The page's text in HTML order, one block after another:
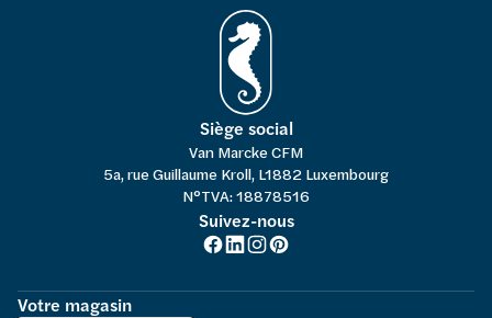
Siège social
Van Marcke CFM
5a, rue Guillaume Kroll, L1882 Luxembourg
N°TVA: 18878516
Suivez-nous
Votre magasin